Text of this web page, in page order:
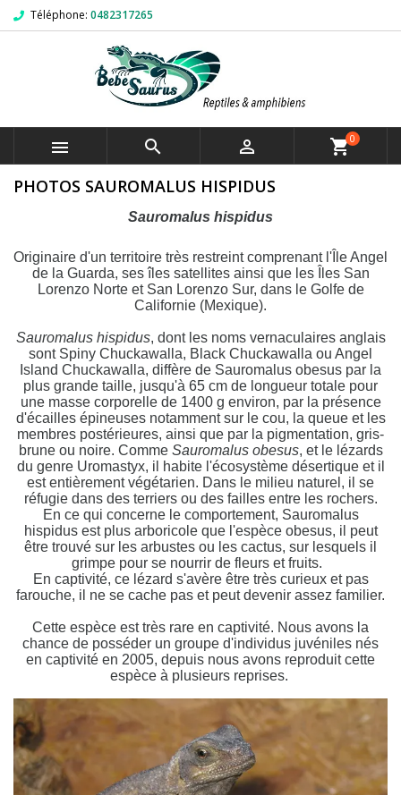
Téléphone: 0482317265
   shopping_cart0
PHOTOS SAUROMALUS HISPIDUS
Sauromalus hispidus
Originaire d'un territoire très restreint comprenant l'Île Angel
de la Guarda, ses îles satellites ainsi que les Îles San
Lorenzo Norte et San Lorenzo Sur, dans le Golfe de
Californie (Mexique).
Sauromalus hispidus, dont les noms vernaculaires anglais
sont Spiny Chuckawalla, Black Chuckawalla ou Angel
Island Chuckawalla, diffère de Sauromalus obesus par la
plus grande taille, jusqu'à 65 cm de longueur totale pour
une masse corporelle de 1400 g environ, par la présence
d'écailles épineuses notamment sur le cou, la queue et les
membres postérieures, ainsi que par la pigmentation, gris-
brune ou noire. Comme Sauromalus obesus, et le lézards
du genre Uromastyx, il habite l'écosystème désertique et il
est entièrement végétarien. Dans le milieu naturel, il se
réfugie dans des terriers ou des failles entre les rochers.
En ce qui concerne le comportement, Sauromalus
hispidusest plus arboricole que l'espèce obesus, il peut
être trouvé sur les arbustes ou les cactus, sur lesquels il
grimpe pour se nourrir de fleurs et fruits.
En captivité, ce lézard s'avère être très curieux et pas
farouche, il ne se cache pas et peut devenir assez familier.
Cette espèce est très rare en captivité. Nous avons la
chance de posséder un groupe d'individus juvéniles nés
en captivité en 2005, depuis nous avons reproduit cette
espèce à plusieurs reprises.